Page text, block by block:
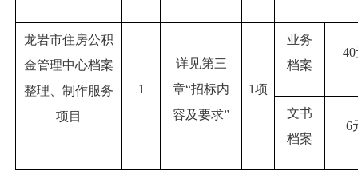
龙岩市住房公积
金管理中心档案
整理、制作服务
项目
1
详见第三
章“招标内
容及要求”
1项
业务
档案
文书
档案
6